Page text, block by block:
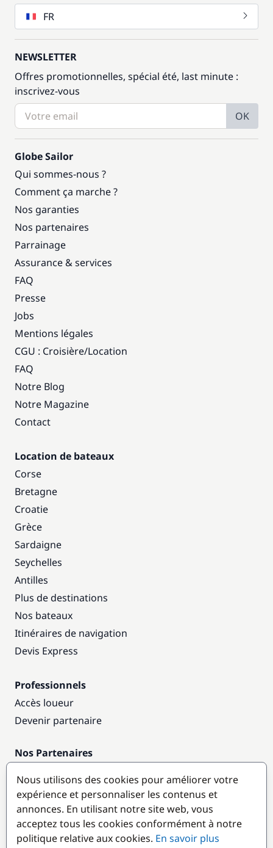
FR
NEWSLETTER
Offres promotionnelles, spécial été, last minute :
inscrivez-vous
OK
Globe Sailor
Qui sommes-nous ?
Comment ça marche ?
Nos garanties
Nos partenaires
Parrainage
Assurance & services
FAQ
Presse
Jobs
Mentions légales
CGU : Croisière/Location
FAQ
Notre Blog
Notre Magazine
Contact
Location de bateaux
Corse
Bretagne
Croatie
Grèce
Sardaigne
Seychelles
Antilles
Plus de destinations
Nos bateaux
Itinéraires de navigation
Devis Express
Professionnels
Accès loueur
Devenir partenaire
Nos Partenaires
Destinations populaires
Nous utilisons des cookies pour améliorer votre
expérience et personnaliser les contenus et
annonces. En utilisant notre site web, vous
acceptez tous les cookies conformément à notre
politique relative aux cookies. En savoir plus